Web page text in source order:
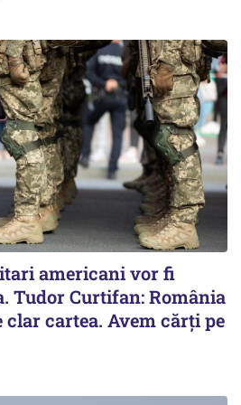
americani vor fi
Tudor Curtifan: România
clar cartea. Avem cărți pe